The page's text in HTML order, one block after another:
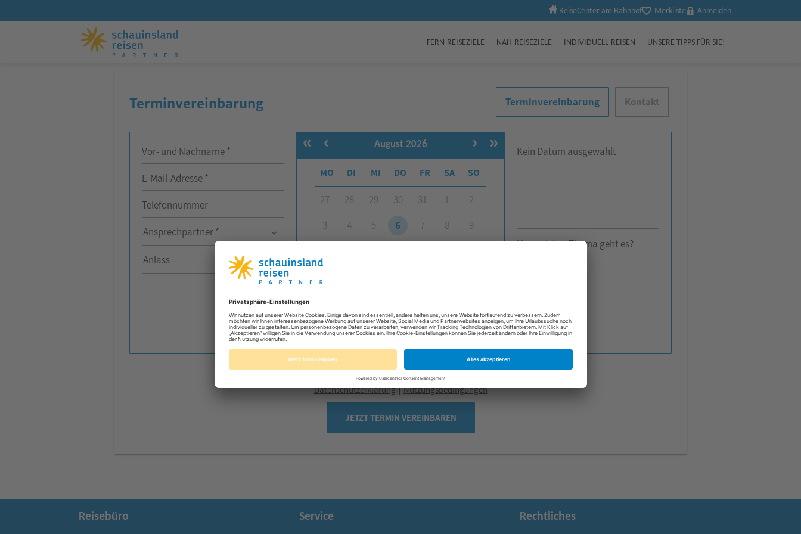
ReiseCenter am Bahnhof Merkliste Anmelden
FERN-REISEZIELE NAH-REISEZIELE INDIVIDUELL-REISEN UNSERE TIPPS FÜR SIE!
Terminvereinbarung Kontakt
Terminvereinbarung
Vor- und Nachname *
E-Mail-Adresse *
Telefonnummer
Ansprechpartner *
Anlass
« ‹ August 2026 › »
MO DI MI DO FR SA SO
27 28 29 30 31 1
2
3
4 5 6 7 8
9
31
1 2 3 4 5 6
Kein Datum ausgewählt
Um welches Thema geht es?
Diese Website wird durch hCaptcha geschützt.
Datenschutzerklärung|Nutzungsbedingungen
JETZT TERMIN VEREINBAREN
Reisebüro Service Rechtliches